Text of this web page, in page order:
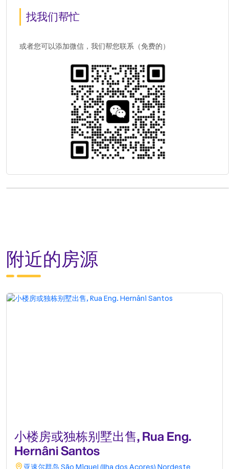
找我们帮忙
或者您可以添加微信，我们帮您联系（免费的）
附近的房源
小楼房或独栋别墅出售, Rua Eng.
Hernâni Santos
亚速尔群岛 São Miguel (Ilha dos Açores) Nordeste